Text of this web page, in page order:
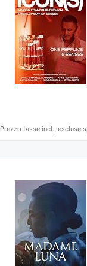
Prezzo tasse incl., escluse